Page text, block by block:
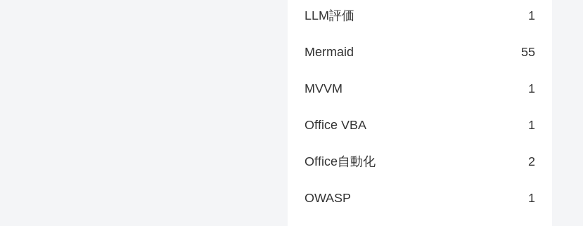
LLM評価 1
Mermaid 55
MVVM 1
Office VBA 1
Office自動化 2
OWASP 1